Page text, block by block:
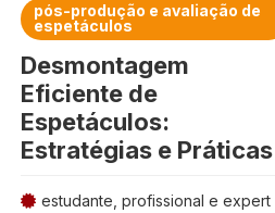
Logística e
Suprimentos
Marketing
pós-produção e avaliação de
espetáculos
Desmontagem
Eficiente de
Espetáculos:
Estratégias e Práticas
estudante, profissional e expert